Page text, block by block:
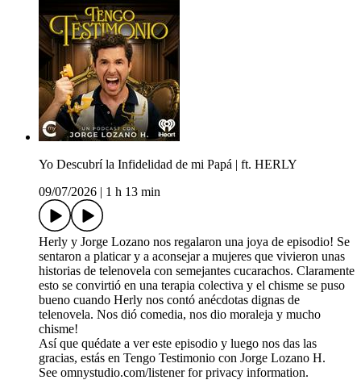
Yo Descubrí la Infidelidad de mi Papá | ft. HERLY
09/07/2026 | 1 h 13 min
Herly y Jorge Lozano nos regalaron una joya de episodio! Se
sentaron a platicar y a aconsejar a mujeres que vivieron unas
historias de telenovela con semejantes cucarachos. Claramente
esto se convirtió en una terapia colectiva y el chisme se puso
bueno cuando Herly nos contó anécdotas dignas de
telenovela. Nos dió comedia, nos dio moraleja y mucho
chisme!
Así que quédate a ver este episodio y luego nos das las
gracias, estás en Tengo Testimonio con Jorge Lozano H.
See omnystudio.com/listener for privacy information.